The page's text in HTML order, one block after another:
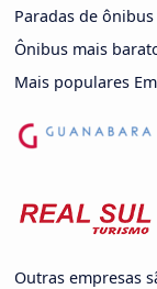
Paradas de ônibus
Ônibus mais
Mais populares
Outras empresas